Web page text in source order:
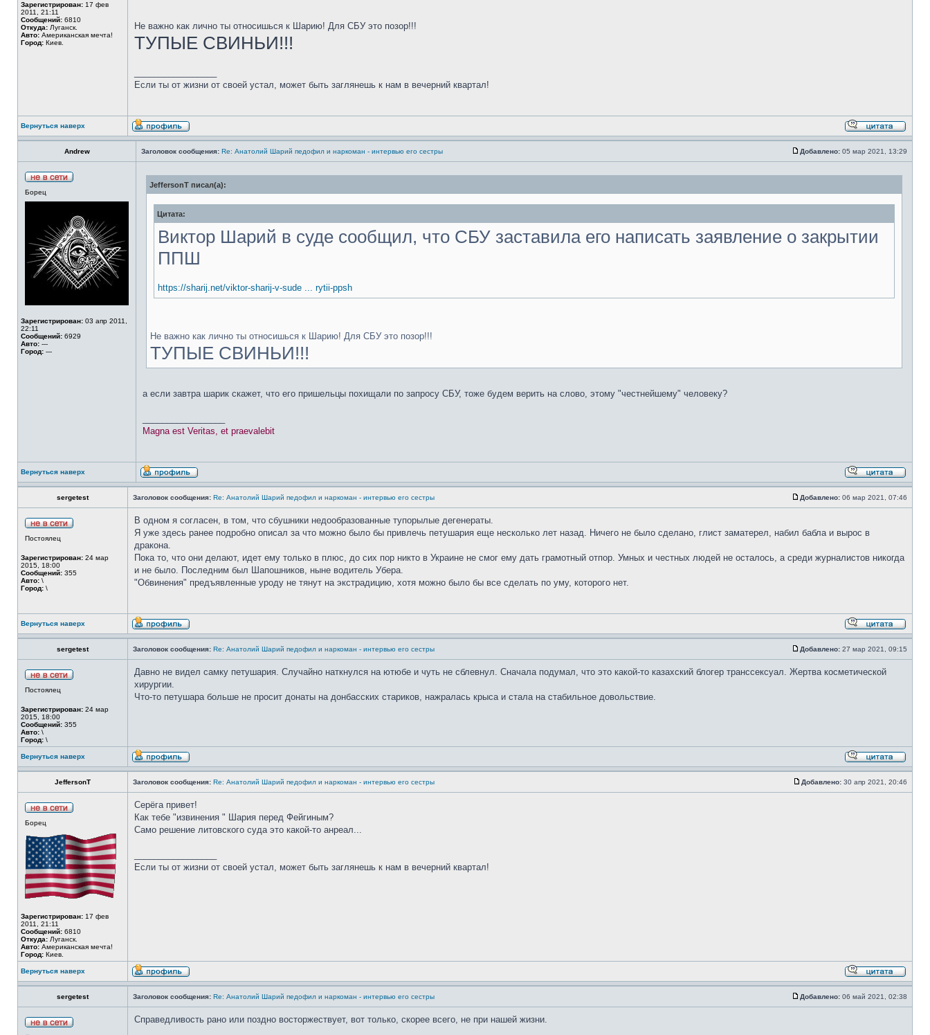
Зарегистрирован: 17 фев
2011, 21:11
Сообщений: 6810
Откуда: Луганск.
Авто: Американская мечта!
Город: Киев.
Не важно как лично ты относишься к Шарию! Для СБУ это позор!!!
ТУПЫЕ СВИНЬИ!!!
Если ты от жизни от своей устал, может быть заглянешь к нам в вечерний квартал!
Вернуться наверх
Аndrew Заголовок сообщения: Re: Анатолий Шарий педофил и наркоман - интервью его сестры Добавлено: 05 мар 2021, 13:29
Борец
Зарегистрирован: 03 апр 2011,
22:11
Сообщений: 6929
Авто: ---
Город: ---
JeffersonT писал(а):
Цитата:
Виктор Шарий в суде сообщил, что СБУ заставила его написать заявление о закрытии
ППШ
https://sharij.net/viktor-sharij-v-sude ... rytii-ppsh
Не важно как лично ты относишься к Шарию! Для СБУ это позор!!!
ТУПЫЕ СВИНЬИ!!!
а если завтра шарик скажет, что его пришельцы похищали по запросу СБУ, тоже будем верить на слово, этому "честнейшему" человеку?
Magna est Veritas, et praevalebit
Вернуться наверх
sergetest Заголовок сообщения: Re: Анатолий Шарий педофил и наркоман - интервью его сестры Добавлено: 06 мар 2021, 07:46
Постоялец
Зарегистрирован: 24 мар
2015, 18:00
Сообщений: 355
Авто: \
Город: \
В одном я согласен, в том, что сбушники недообразованные тупорылые дегенераты.
Я уже здесь ранее подробно описал за что можно было бы привлечь петушария еще несколько лет назад. Ничего не было сделано, глист заматерел, набил бабла и вырос в
дракона.
Пока то, что они делают, идет ему только в плюс, до сих пор никто в Украине не смог ему дать грамотный отпор. Умных и честных людей не осталось, а среди журналистов никогда
и не было. Последним был Шапошников, ныне водитель Убера.
"Обвинения" предъявленные уроду не тянут на экстрадицию, хотя можно было бы все сделать по уму, которого нет.
Вернуться наверх
sergetest Заголовок сообщения: Re: Анатолий Шарий педофил и наркоман - интервью его сестры Добавлено: 27 мар 2021, 09:15
Постоялец
Зарегистрирован: 24 мар
2015, 18:00
Сообщений: 355
Авто: \
Город: \
Давно не видел самку петушария. Случайно наткнулся на ютюбе и чуть не сблевнул. Сначала подумал, что это какой-то казахский блогер транссексуал. Жертва косметической
хирургии.
Что-то петушара больше не просит донаты на донбасских стариков, нажралась крыса и стала на стабильное довольствие.
Вернуться наверх
JeffersonT Заголовок сообщения: Re: Анатолий Шарий педофил и наркоман - интервью его сестры Добавлено: 30 апр 2021, 20:46
Борец
Зарегистрирован: 17 фев
2011, 21:11
Сообщений: 6810
Откуда: Луганск.
Авто: Американская мечта!
Город: Киев.
Серёга привет!
Как тебе "извинения " Шария перед Фейгиным?
Само решение литовского суда это какой-то анреал...
Если ты от жизни от своей устал, может быть заглянешь к нам в вечерний квартал!
Вернуться наверх
sergetest Заголовок сообщения: Re: Анатолий Шарий педофил и наркоман - интервью его сестры Добавлено: 06 май 2021, 02:38
Справедливость рано или поздно восторжествует, вот только, скорее всего, не при нашей жизни.